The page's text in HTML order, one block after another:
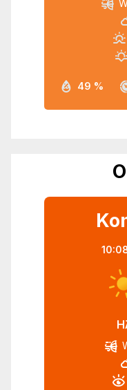
49 %